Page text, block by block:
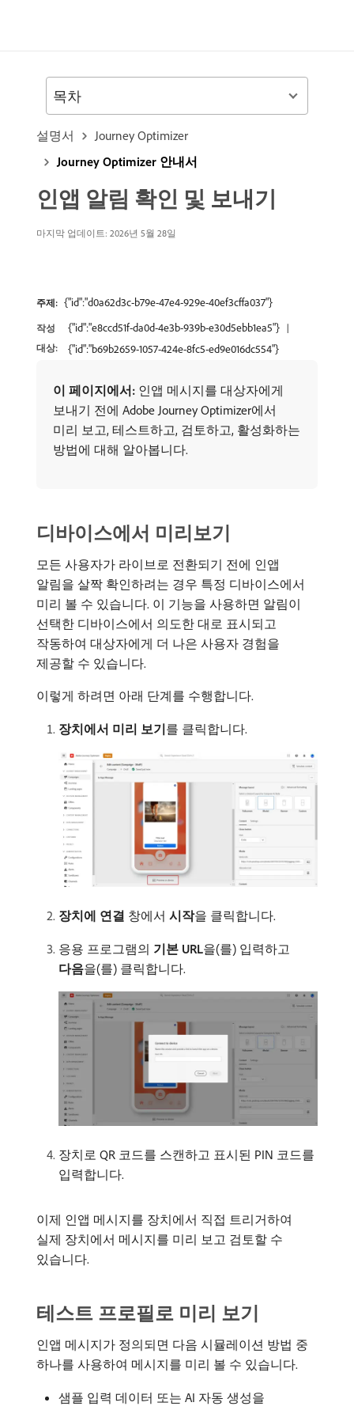
설명서
Journey Optimizer
Journey Optimizer 안내서
인앱 알림 확인 및 보내기
마지막 업데이트: 2026년 5월 28일
주제: {"id":"d0a62d3c-b79e-47e4-929e-40ef3cffa037"}
작성
대상:
{"id":"e8ccd51f-da0d-4e3b-939b-e30d5ebb1ea5"}
{"id":"b69b2659-1057-424e-8fc5-ed9e016dc554"}
이 페이지에서: 인앱 메시지를 대상자에게
보내기 전에 Adobe Journey Optimizer에서
미리 보고, 테스트하고, 검토하고, 활성화하는
방법에 대해 알아봅니다.
디바이스에서 미리보기
모든 사용자가 라이브로 전환되기 전에 인앱
알림을 살짝 확인하려는 경우 특정 디바이스에서
미리 볼 수 있습니다. 이 기능을 사용하면 알림이
선택한 디바이스에서 의도한 대로 표시되고
작동하여 대상자에게 더 나은 사용자 경험을
제공할 수 있습니다.
이렇게 하려면 아래 단계를 수행합니다.
장치에서 미리 보기​를 클릭합니다.
장치에 연결 창에서 시작​을 클릭합니다.
응용 프로그램의 기본 URL​을(를) 입력하고
다음​을(를) 클릭합니다.
장치로 QR 코드를 스캔하고 표시된 PIN 코드를
입력합니다.
이제 인앱 메시지를 장치에서 직접 트리거하여
실제 장치에서 메시지를 미리 보고 검토할 수
있습니다.
테스트 프로필로 미리 보기
인앱 메시지가 정의되면 다음 시뮬레이션 방법 중
하나를 사용하여 메시지를 미리 볼 수 있습니다.
샘플 입력 데이터 또는 AI 자동 생성을
목차